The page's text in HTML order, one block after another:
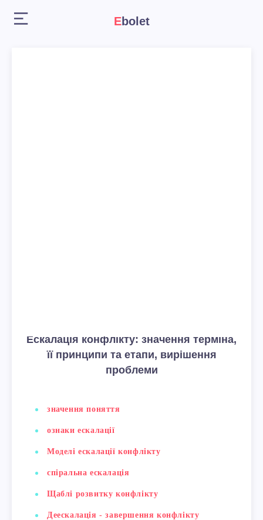
Ebolet
Ескалація конфлікту: значення терміна,
її принципи та етапи, вирішення
проблеми
значення поняття
ознаки ескалації
Моделі ескалації конфлікту
спіральна ескалація
Щаблі розвитку конфлікту
Деескалація - завершення конфлікту